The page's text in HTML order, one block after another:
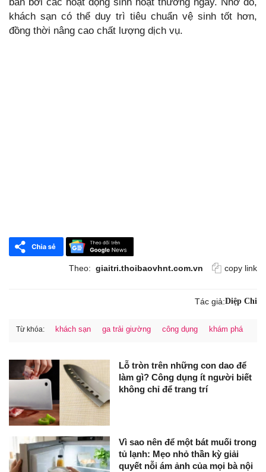
khách sạn có thể duy trì tiêu chuẩn vệ sinh tốt hơn,
đồng thời nâng cao chất lượng dịch vụ.
Theo: giaitri.thoibaovhnt.com.vn copy link
Tác giả:Diệp Chi
Từ khóa: khách sạn ga trải giường công dụng khám phá
Lỗ tròn trên những con dao để
làm gì? Công dụng ít người biết
không chỉ để trang trí
Vì sao nên để một bát muối trong
tủ lạnh: Mẹo nhỏ thần kỳ giải
quyết nỗi ám ảnh của mọi bà nội